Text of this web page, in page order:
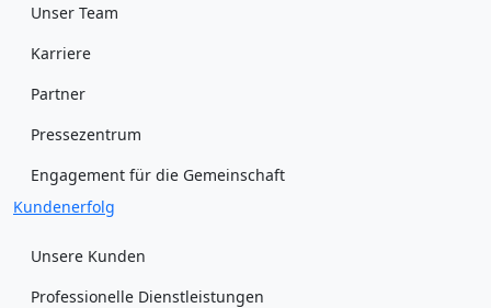
Unser Team
Karriere
Partner
Pressezentrum
Engagement für die Gemeinschaft
Kundenerfolg
Unsere Kunden
Professionelle Dienstleistungen